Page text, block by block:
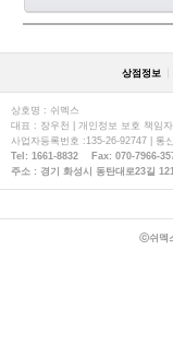
상점정보
상호명 : 쉬멕스
대표 : 장우천 | 개인정보 보호 책임
사업자등록번호 :135-26-92747 | 통
Tel: 1661-8832 Fax: 070-7966-
주소 : 경기 화성시 동탄대로23길
ⓒ쉬멕